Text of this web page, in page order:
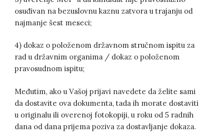
osuđivan na bezuslovnu kaznu zatvora u trajanju od
najmanje šest meseci;
4) dokaz o položenom državnom stručnom ispitu za
rad u državnim organima / dokaz o položenom
pravosudnom ispitu;
Međutim, ako u Vašoj prijavi navedete da želite sami
da dostavite ova dokumenta, tada ih morate dostaviti
u originalu ili overenoj fotokopiji, u roku od 5 radnih
dana od dana prijema poziva za dostavljanje dokaza.